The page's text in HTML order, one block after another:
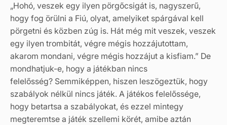
„Hohó, veszek egy ilyen pörgőcsigát is, nagyszerű,
hogy fog örülni a Fiú, olyat, amelyiket spárgával kell
pörgetni és közben zúg is. Hát még mit veszek, veszek
egy ilyen trombitát, végre mégis hozzájutottam,
akarom mondani, végre mégis hozzájut a kisfiam.” De
mondhatjuk-e, hogy a játékban nincs
felelősség? Semmiképpen, hiszen leszögeztük, hogy
szabályok nélkül nincs játék. A játékos felelőssége,
hogy betartsa a szabályokat, és ezzel mintegy
megteremtse a játék szellemi körét, amibe aztán